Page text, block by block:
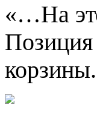
«…На
Позиция